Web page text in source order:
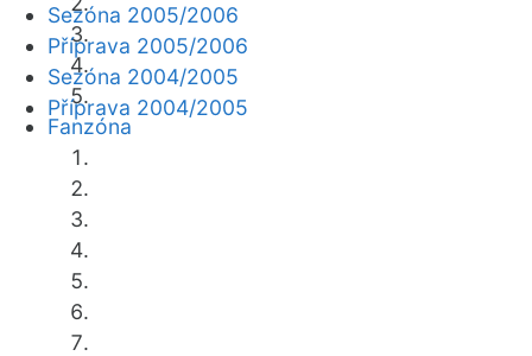
Fanzóna
Sezóna 2005/2006
Příprava 2005/2006
Sezóna 2004/2005
Příprava 2004/2005